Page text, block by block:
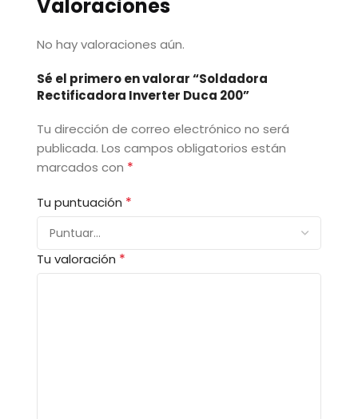
Valoraciones
No hay valoraciones aún.
Sé el primero en valorar “Soldadora
Rectificadora Inverter Duca 200”
Tu dirección de correo electrónico no será
publicada. Los campos obligatorios están
marcados con *
Tu puntuación *
Tu valoración *